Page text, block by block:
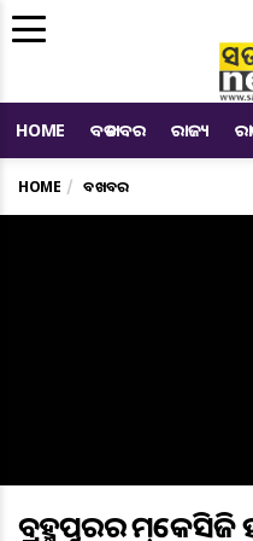
HOME ବଡ ଖବର ରାଜ୍ୟ
HOME ବଡ ଖବର
ବ୍ରହ୍ମପୁରର ଏମ୍‌କେସିଜି